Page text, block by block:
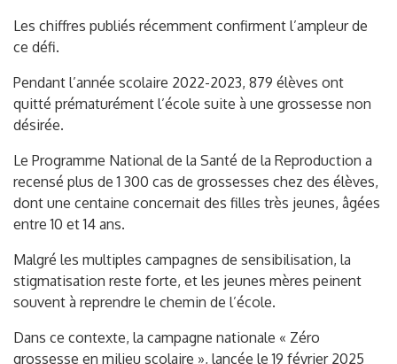
Les chiffres publiés récemment confirment l’ampleur de
ce défi.
Pendant l’année scolaire 2022-2023, 879 élèves ont
quitté prématurément l’école suite à une grossesse non
désirée.
Le Programme National de la Santé de la Reproduction a
recensé plus de 1 300 cas de grossesses chez des élèves,
dont une centaine concernait des filles très jeunes, âgées
entre 10 et 14 ans.
Malgré les multiples campagnes de sensibilisation, la
stigmatisation reste forte, et les jeunes mères peinent
souvent à reprendre le chemin de l’école.
Dans ce contexte, la campagne nationale « Zéro
grossesse en milieu scolaire », lancée le 19 février 2025